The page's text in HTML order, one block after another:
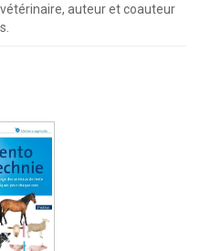
auteur et coauteur